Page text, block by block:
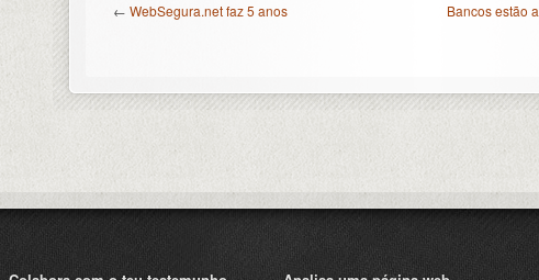
← WebSegura.net faz 5 anos Bancos estão